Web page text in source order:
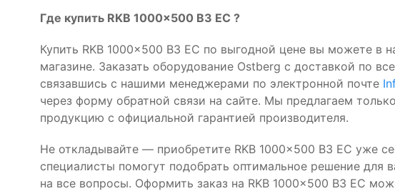
Где купить RKB 1000x500 B3 EC ?
Купить RKB 1000x500 B3 EC по выгодной цене вы можете в
магазине. Заказать оборудование Ostberg с доставкой по
связавшись с нашими менеджерами по электронной почте
через форму обратной связи на сайте. Мы предлагаем
продукцию с официальной гарантией производителя.
Не откладывайте — приобретите RKB 1000x500 B3 EC уже
специалисты помогут подобрать оптимальное решение для
на все вопросы. Оформить заказ на RKB 1000x500 B3 EC